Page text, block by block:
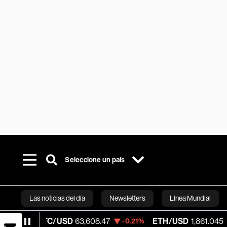
Seleccione un país
Las noticias del día Newsletters Línea Mundial
Bloomberg
USD 63,608.47 -0.21% ETH/USD 1,861.045 -0.34%